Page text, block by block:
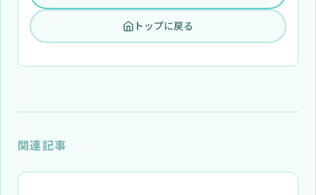
トップに戻る
関連記事